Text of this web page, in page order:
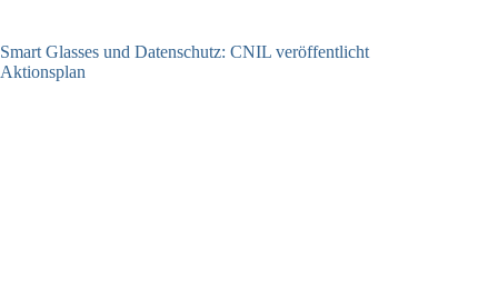
Smart Glasses und Datenschutz: CNIL veröffentlicht
Aktionsplan